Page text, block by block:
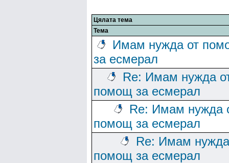
Цялата тема
Тема
Имам нужда от
за есмерал
Re: Имам нужда
помощ за есмерал
Re: Имам нужда
помощ за есмерал
Re: Имам
помощ за есмерал